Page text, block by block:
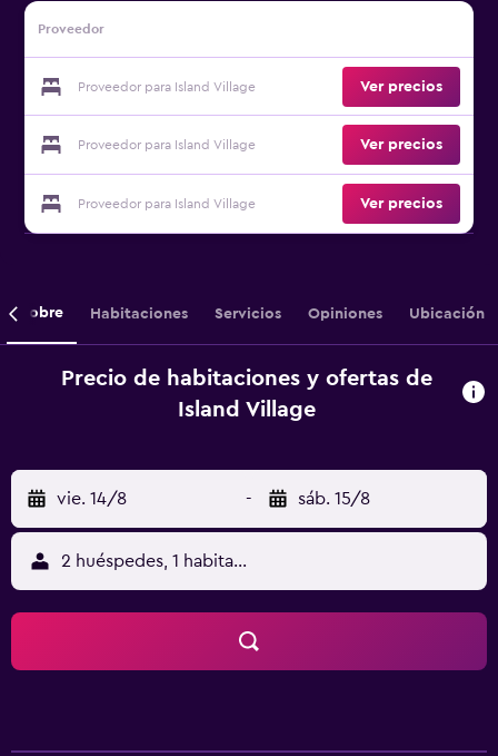
Proveedor
Proveedor para Island Village Ver precios
Proveedor para Island Village Ver precios
Proveedor para Island Village Ver precios
Sobre Habitaciones Servicios Opiniones Ubicación
Precio de habitaciones y ofertas de
Island Village
vie. 14/8 - sáb. 15/8
2 huéspedes, 1 habitación